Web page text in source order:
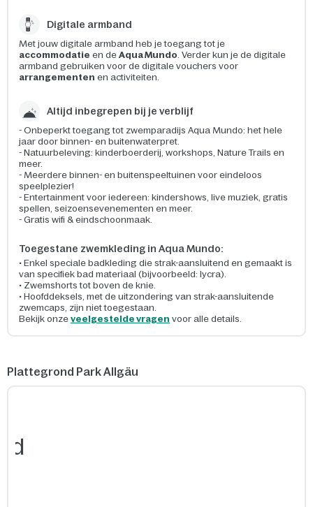
Digitale armband
Met jouw digitale armband heb je toegang tot je
accommodatie en de Aqua Mundo. Verder kun je de digitale
armband gebruiken voor de digitale vouchers voor
arrangementen en activiteiten.
Altijd inbegrepen bij je verblijf
- Onbeperkt toegang tot zwemparadijs Aqua Mundo: het hele
jaar door binnen- en buitenwaterpret.
- Natuurbeleving: kinderboerderij, workshops, Nature Trails en
meer.
- Meerdere binnen- en buitenspeeltuinen voor eindeloos
speelplezier!
- Entertainment voor iedereen: kindershows, live muziek, gratis
spellen, seizoensevenementen en meer.
- Gratis wifi & eindschoonmaak.
Toegestane zwemkleding in Aqua Mundo:
• Enkel speciale badkleding die strak-aansluitend en gemaakt is
van specifiek bad materiaal (bijvoorbeeld: lycra).
• Zwemshorts tot boven de knie.
• Hoofddeksels, met de uitzondering van strak-aansluitende
zwemcaps, zijn niet toegestaan.
Bekijk onze veelgestelde vragen voor alle details.
Plattegrond Park Allgäu